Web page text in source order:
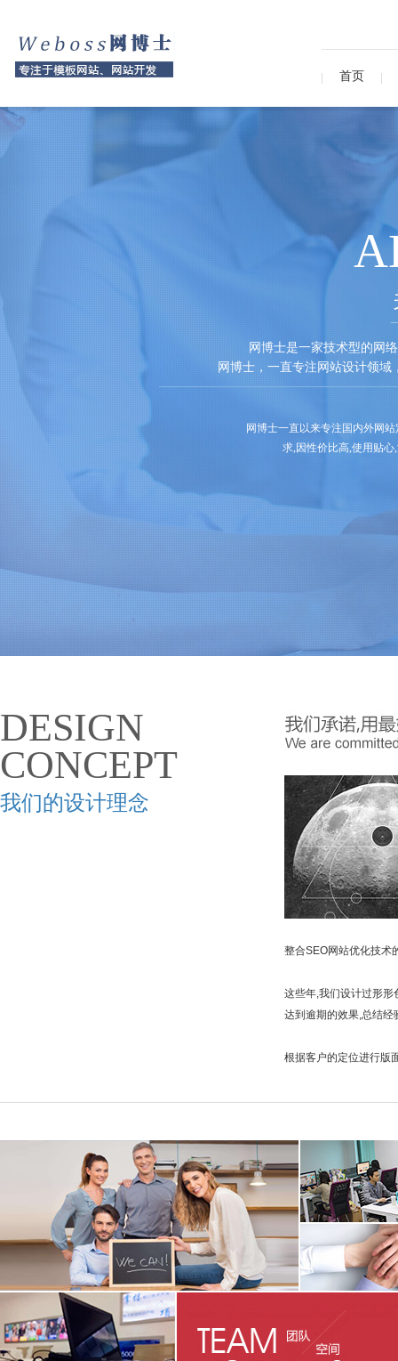
首页
网博士是一家技术型的网
网博士，一直专注网站设计领
网博士一直以来专注国内外网
求,因性价比高,使用贴
DESIGN
CONCEPT
我们的设计理念
整合SEO网站优化技术
这些年,我们设计过形形
达到逾期的效果,总结
根据客户的定位进行版